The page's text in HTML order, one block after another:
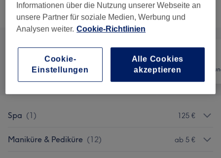
Alle Services
Alle
Spa (1) 125 €
Maniküre & Pediküre (12) ab 5 €
Informationen über die Nutzung unserer Webseite an
unsere Partner für soziale Medien, Werbung und
Analysen weiter. Cookie-Richtlinien
Cookie-
Einstellungen
Alle Cookies
akzeptieren